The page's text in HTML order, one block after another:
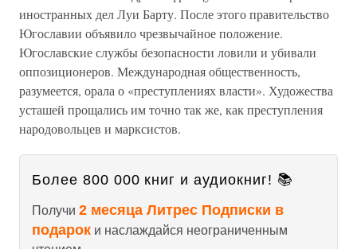
иностранных дел Луи Барту. После этого правительство
Югославии объявило чрезвычайное положение.
Югославские службы безопасности ловили и убивали
оппозиционеров. Международная общественность,
разумеется, орала о «преступлениях власти». Художества
усташей прощались им точно так же, как преступления
народовольцев и марксистов.
Более 800 000 книг и аудиокниг! 📚
Получи 2 месяца Литрес Подписки в
подарок и наслаждайся неограниченным